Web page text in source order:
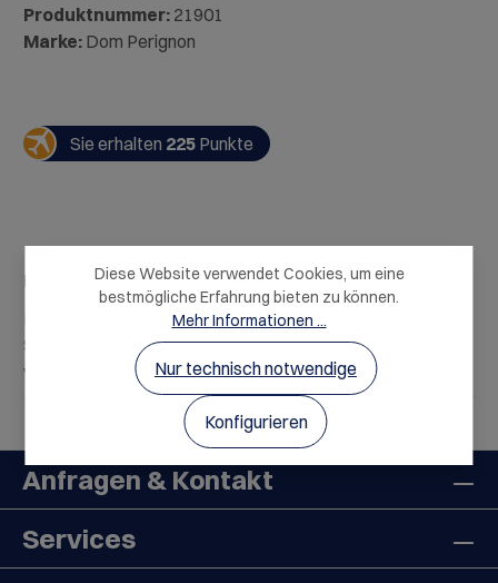
Produktnummer: 21901
Marke: Dom Perignon
Sie erhalten 225 Punkte
Beschreibung
Dom Pérignon ist eine Legende unter den
Schaumweinen. Er wird nur als Jahrgangschampagner
vinifiziert. Bringt ein Jahrgang n…Mehr
Anfragen & Kontakt
Services
Diese Website verwendet Cookies, um eine
bestmögliche Erfahrung bieten zu können.
Mehr Informationen ...
Nur technisch notwendige
Konfigurieren